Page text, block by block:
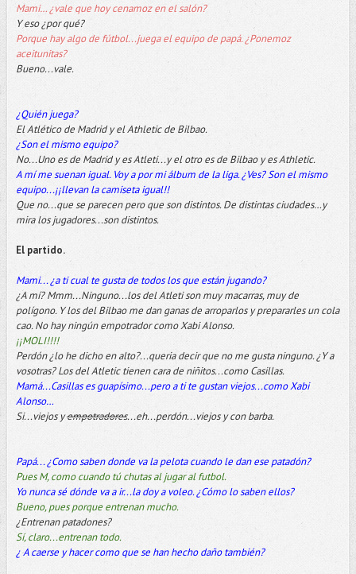
Mami… ¿vale que hoy cenamoz en el salón?
Y eso ¿por qué?
Porque hay algo de fútbol...juega el equipo de papá. ¿Ponemoz
aceitunitas?
Bueno...vale.
¿Quién juega?
El Atlético de Madrid y el Athletic de Bilbao.
¿Son el mismo equipo?
No...Uno es de Madrid y es Atleti...y el otro es de Bilbao y es Athletic.
A mí me suenan igual. Voy a por mi álbum de la liga. ¿Ves? Son el mismo
equipo...¡¡llevan la camiseta igual!!
Que no...que se parecen pero que son distintos. De distintas ciudades…y
mira los jugadores...son distintos.
El partido.
Mami... ¿a ti cual te gusta de todos los que están jugando?
¿A mí? Mmm...Ninguno...los del Atleti son muy macarras, muy de
polígono. Y los del Bilbao me dan ganas de arroparlos y prepararles un cola
cao. No hay ningún empotrador como Xabi Alonso.
¡¡MOLI!!!!
Perdón ¿lo he dicho en alto?...queria decir que no me gusta ninguno. ¿Y a
vosotras? Los del Atletic tienen cara de niñitos...como Casillas.
Mamá...Casillas es guapísimo...pero a ti te gustan viejos...como Xabi
Alonso…
Si...viejos yempotradores...eh...perdón...viejos y con barba.
Papá... ¿Como saben donde va la pelota cuando le dan ese patadón?
Pues M, como cuando tú chutas al jugar al futbol.
Yo nunca sé dónde va a ir...la doy a voleo. ¿Cómo lo saben ellos?
Bueno, pues porque entrenan mucho.
¿Entrenan patadones?
Sí, claro...entrenan todo.
¿ A caerse y hacer como que se han hecho daño también?